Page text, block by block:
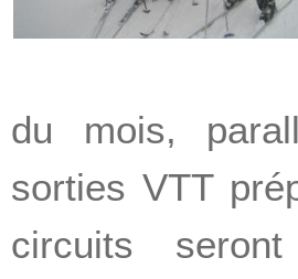
du mois,
sorties VTT
circuits